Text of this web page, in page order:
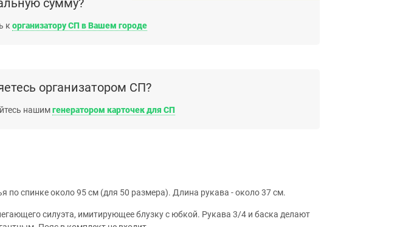
сумму?
к организатору СП в Вашем городе
организатором СП?
нашимгенератором карточек для СП
по спинке около 95 см (для 50 размера). Длина рукава - около 37 см.
силуэта, имитирующее блузку с юбкой. Рукава 3/4 и баска делают